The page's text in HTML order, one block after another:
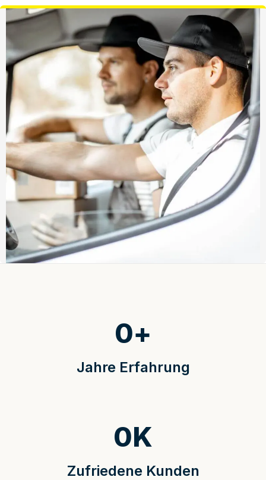
Jahre Erfahrung
0+
Zufriedene Kunden
0K